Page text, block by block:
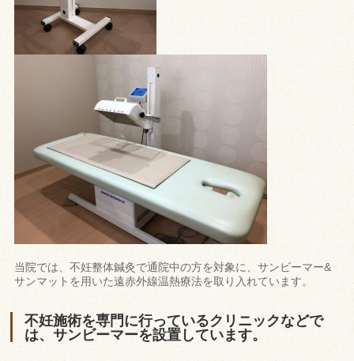
当院では、不妊整体鍼灸で通院中の方を対象に、サンビーマー&
サンマットを用いた遠赤外線温熱療法を取り入れています。
不妊施術を専門に行っているクリニックなどで
は、サンビーマーを設置しています。